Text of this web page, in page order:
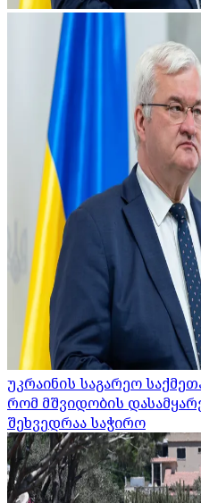
უკრაინის საგარეო
რომ მშვიდობის
შეხვედრაა საჭირო